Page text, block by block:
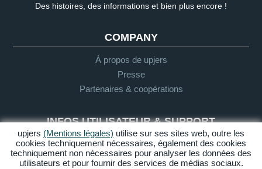
Des histoires, des informations et bien plus encore !
COMPANY
À propos de upjers
Presse
Partenaires & coopérations
INFOS UTILISATEUR & SUPPORT
Glossaire
Directives "Let's Play"
upjers (Mentions légales) utilise sur ses sites web, outre les
cookies techniquement nécessaires, également des cookies
techniquement non nécessaires pour analyser les données des
utilisateurs et pour fournir des services de médias sociaux.